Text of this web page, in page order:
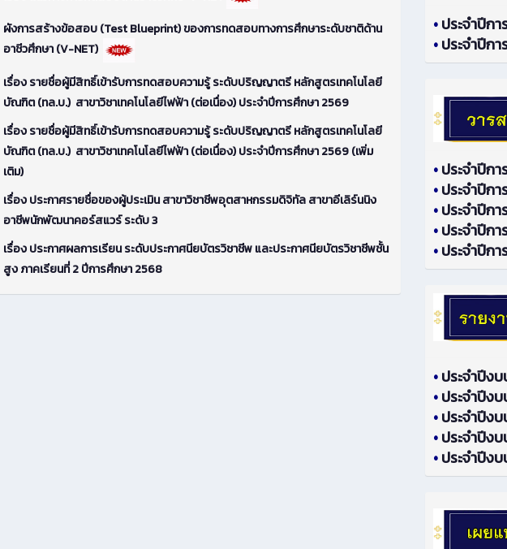
ผังการสร้างข้อสอบ (Test Blueprint) ของการทดสอบทางการศึกษาระดับชาติด้าน
อาชีวศึกษา (V-NET)
เรื่อง รายชื่อผู้มีสิทธิ์เข้ารับการทดสอบความรู้ ระดับปริญญาตรี หลักสูตรเทคโนโลยี
บัณฑิต (ทล.บ.) สาขาวิชาเทคโนโลยีไฟฟ้า (ต่อเนื่อง) ประจำปีการศึกษา 2569
เรื่อง รายชื่อผู้มีสิทธิ์เข้ารับการทดสอบความรู้ ระดับปริญญาตรี หลักสูตรเทคโนโลยี
บัณฑิต (ทล.บ.) สาขาวิชาเทคโนโลยีไฟฟ้า (ต่อเนื่อง) ประจำปีการศึกษา 2569 (เพิ่ม
เติม)
เรื่อง ประกาศรายชื่อของผู้ประเมิน สาขาวิชาชีพอุตสาหกรรมดิจิทัล สาขาอีเลิร์นนิง
อาชีพนักพัฒนาคอร์สแวร์ ระดับ 3
เรื่อง ประกาศผลการเรียน ระดับประกาศนียบัตรวิชาชีพ และประกาศนียบัตรวิชาชีพชั้น
สูง ภาคเรียนที่ 2 ปีการศึกษา 2568
•ประจำปีก
•ประจำปีก
•ประจำปีก
•ประจำปีก
•ประจำปีก
•ประจำปีก
•ประจำปีก
•ประจำปีง
•ประจำปีง
•ประจำปีง
•ประจำปีง
•ประจำปีง